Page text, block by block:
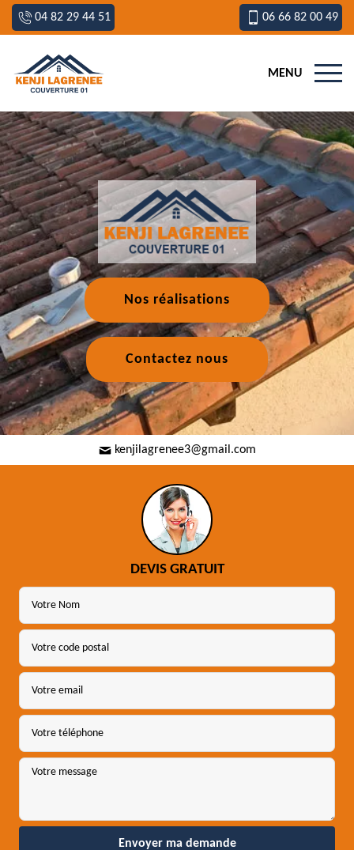
04 82 29 44 51 06 66 82 00 49
MENU
Nos réalisations
Contactez nous
kenjilagrenee3@gmail.com
DEVIS GRATUIT